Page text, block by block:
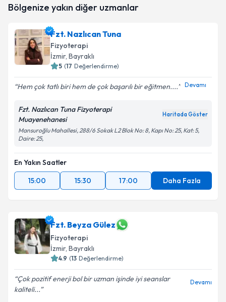
oluşturun. Size bu uzmandan randevu almanız için bir
E-posta Adresiniz
Kişisel verilerimin işlenmesine ilişkinAydınlatma
kapsamda işlenmesini kabul ediyorum.
Bölgenize yakın diğer uzmanlar
Fzt. Nazlıcan Tuna
Fizyoterapi
İzmir, Bayraklı
5 (17 Değerlendirme)
Hem çok tatlı biri hem de çok başarılı bir eğitmen.... Devamı
Fzt. Nazlıcan Tuna Fizyoterapi
Muayenehanesi
Haritada Göster
Mansuroğlu Mahallesi, 288/6 Sokak L2 Blok No: 8, Kapı No: 25, Kat: 5,
Daire: 25,
En Yakın Saatler
15:00
15:30 17:00 Daha Fazla
Fzt. Beyza Gülez
Fizyoterapi
İzmir, Bayraklı
4.9 (13 Değerlendirme)
Çok pozitif enerji bol bir uzman işinde iyi seanslar
kaliteli...
Devamı